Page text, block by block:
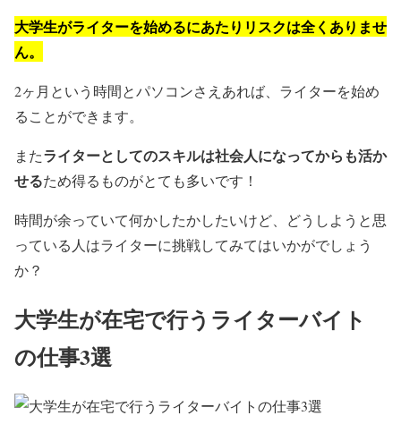
大学生がライターを始めるにあたりリスクは全くありませ
ん。
2ヶ月という時間とパソコンさえあれば、ライターを始め
ることができます。
またライターとしてのスキルは社会人になってからも活か
せるため得るものがとても多いです！
時間が余っていて何かしたかしたいけど、どうしようと思
っている人はライターに挑戦してみてはいかがでしょう
か？
大学生が在宅で行うライターバイト
の仕事3選